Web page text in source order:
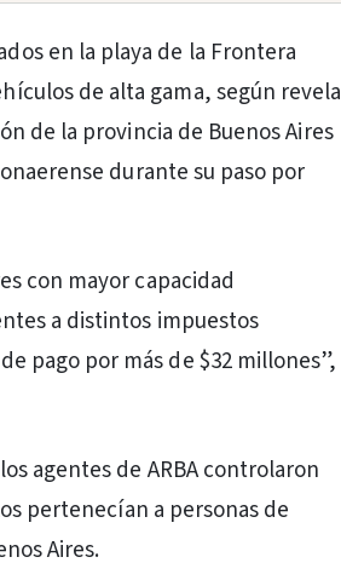
en la playa de la Frontera
de alta gama, según revela
de la provincia de Buenos Aires
durante su paso por
con mayor capacidad
a distintos impuestos
pago por más de $32 millones”,
agentes de ARBA controlaron
pertenecían a personas de
Aires.